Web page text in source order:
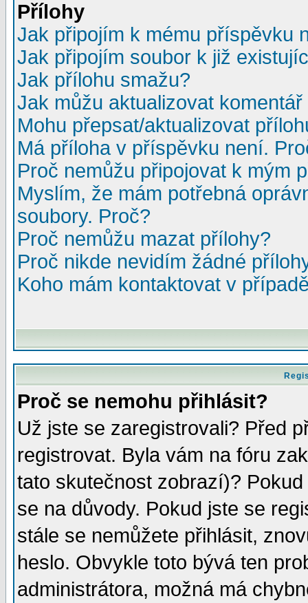
Přílohy
Jak připojím k mému příspěvku
Jak připojím soubor k již
Jak přílohu smažu?
Jak můžu aktualizovat
Mohu přepsat/aktualizovat
Má příloha v příspěvku není.
Proč nemůžu připojovat k mým
Myslím, že mám potřebná
soubory. Proč?
Proč nemůžu mazat přílohy?
Proč nikde nevidím žádné
Koho mám kontaktovat v
Proč se nemohu přihlásit?
Už jste se zaregistrovali? Před
registrovat. Byla vám na fóru
tato skutečnost zobrazí)?
se na důvody. Pokud jste se
stále se nemůžete přihlásit,
heslo. Obvykle toto bývá ten
administrátora, možná má